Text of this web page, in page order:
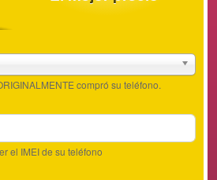
compró su teléfono.
el IMEI de su teléfono